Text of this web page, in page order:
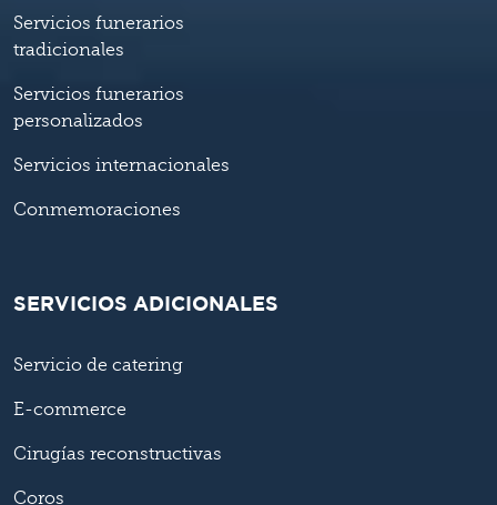
Servicios funerarios
tradicionales
Servicios funerarios
personalizados
Servicios internacionales
Conmemoraciones
SERVICIOS ADICIONALES
Servicio de catering
E-commerce
Cirugías reconstructivas
Coros